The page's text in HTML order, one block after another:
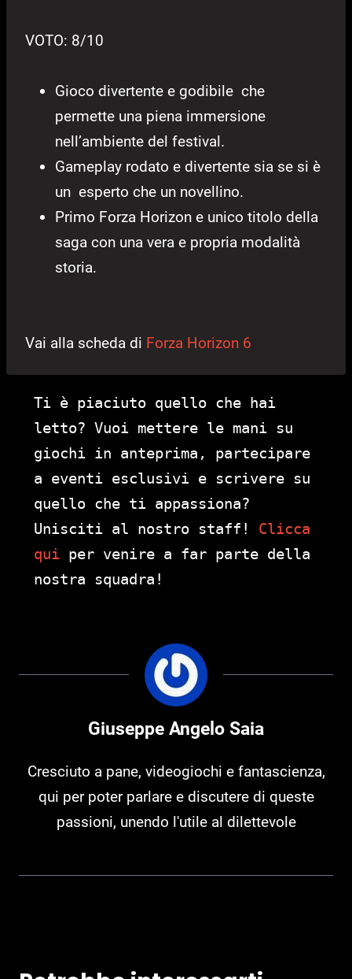
VOTO: 8/10
Gioco divertente e godibile che
permette una piena immersione
nell’ambiente del festival.
Gameplay rodato e divertente sia se si è
un esperto che un novellino.
Primo Forza Horizon e unico titolo della
saga con una vera e propria modalità
storia.
Vai alla scheda di Forza Horizon 6
Ti è piaciuto quello che hai
letto? Vuoi mettere le mani su
giochi in anteprima, partecipare
a eventi esclusivi e scrivere su
quello che ti appassiona?
Unisciti al nostro staff! Clicca
qui per venire a far parte della
nostra squadra!
Giuseppe Angelo Saia
Cresciuto a pane, videogiochi e fantascienza,
qui per poter parlare e discutere di queste
passioni, unendo l'utile al dilettevole